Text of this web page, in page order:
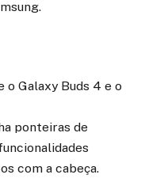
o Galaxy Buds 4 e o
ponteiras de
com a cabeça.